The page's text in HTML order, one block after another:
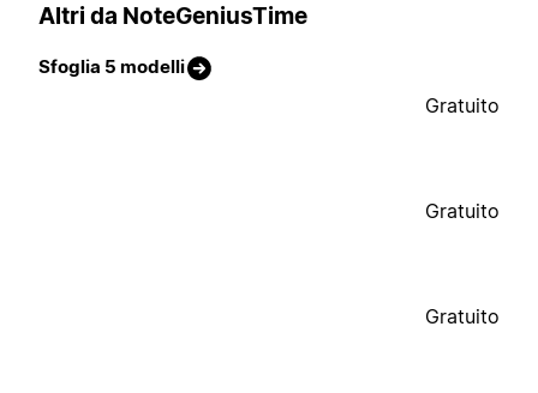
Altri da NoteGeniusTime
Sfoglia 5 modelli
Gratuito
Gratuito
Gratuito